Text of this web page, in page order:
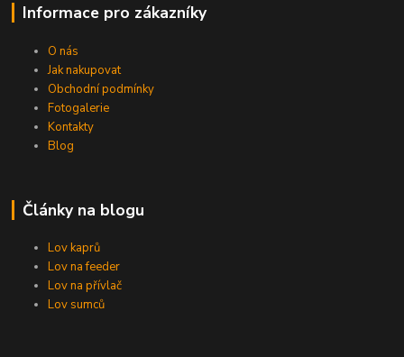
Informace pro zákazníky
O nás
Jak nakupovat
Obchodní podmínky
Fotogalerie
Kontakty
Blog
Články na blogu
Lov kaprů
Lov na feeder
Lov na přívlač
Lov sumců